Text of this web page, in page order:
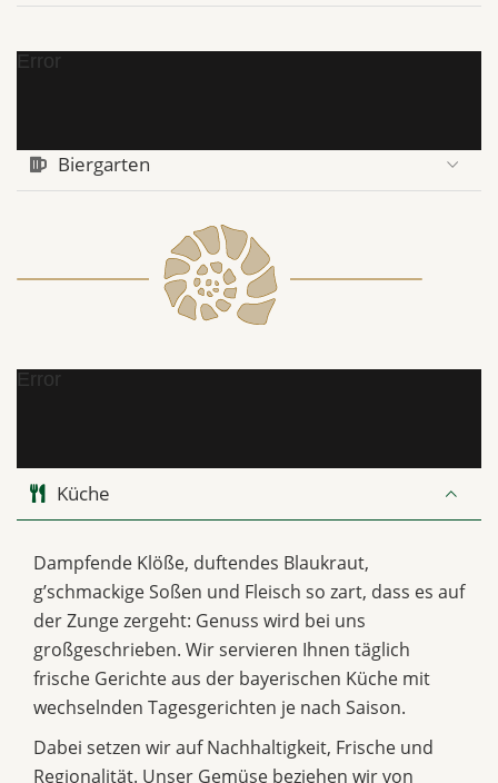
Error
Biergarten
Error
Küche
Dampfende Klöße, duftendes Blaukraut,
g’schmackige Soßen und Fleisch so zart, dass es auf
der Zunge zergeht: Genuss wird bei uns
großgeschrieben. Wir servieren Ihnen täglich
frische Gerichte aus der bayerischen Küche mit
wechselnden Tagesgerichten je nach Saison.
Dabei setzen wir auf Nachhaltigkeit, Frische und
Regionalität. Unser Gemüse beziehen wir von